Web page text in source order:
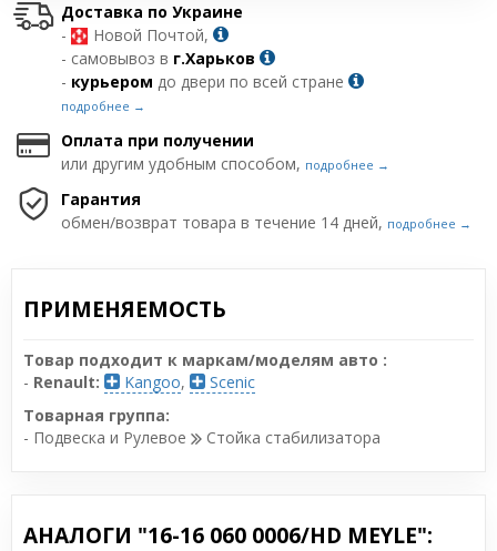
Доставка по Украине
-
Новой Почтой,
- самовывоз в г.Харьков
- курьером до двери по всей стране
подробнее →
Оплата при получении
или другим удобным способом, подробнее →
Гарантия
обмен/возврат товара в течение 14 дней, подробнее →
ПРИМЕНЯЕМОСТЬ
Товар подходит к маркам/моделям авто :
- Renault: Kangoo,
Scenic
Товарная группа:
- Подвеска и Рулевое
Стойка стабилизатора
АНАЛОГИ "16-16 060 0006/HD MEYLE":